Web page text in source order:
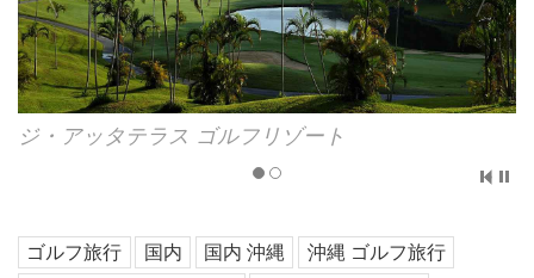
ジ・アッタテラス ゴルフリゾート
ゴルフ旅行 国内 国内 沖縄
沖縄 ゴルフ旅行